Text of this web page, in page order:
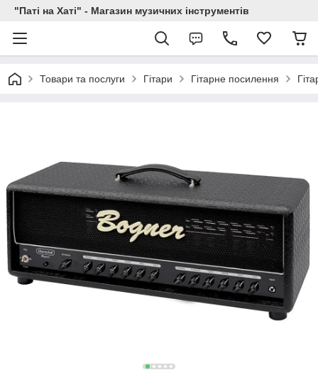
"Паті на Хаті" - Магазин музичних інструментів
Товари та послуги Гітари Гітарне посилення